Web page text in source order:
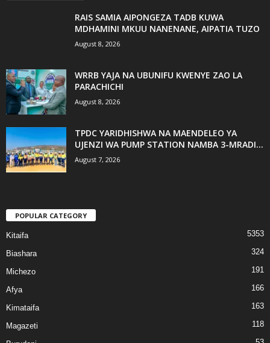
RAIS SAMIA AIPONGEZA TADB KUWA
MDHAMINI MKUU NANENANE, AIPATIA TUZO
August 8, 2026
WRRB YAJA NA UBUNIFU KWENYE ZAO LA
PARACHICHI
August 8, 2026
TPDC YARIDHISHWA NA MAENDELEO YA
UJENZI WA PUMP STATION NAMBA 3-MRADI...
August 7, 2026
POPULAR CATEGORY
Kitaifa 5353
Biashara 324
Michezo 191
Afya 166
Kimataifa 163
Magazeti 118